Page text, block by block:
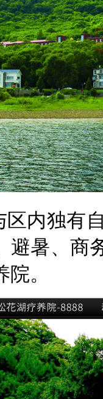
区内独有
避暑、商
。